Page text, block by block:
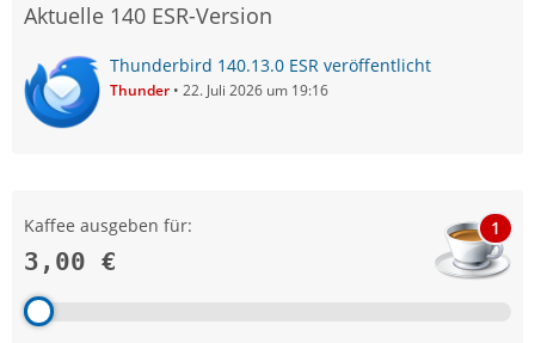
Aktuelle 140 ESR-Version
Thunderbird 140.13.0 ESR veröffentlicht
Thunder 22. Juli 2026 um 19:16
Kaffee ausgeben für:
3,00 €
1